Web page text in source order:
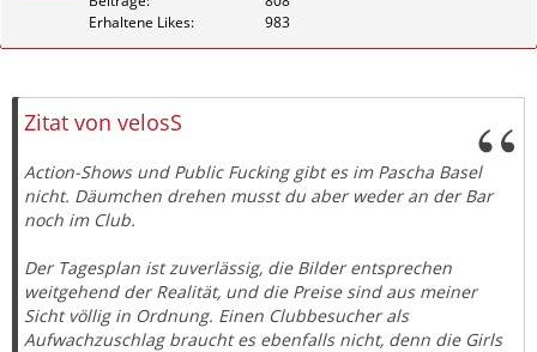
Erhaltene Likes
983
Zitat von velosS
Action-Shows und Public Fucking gibt es im Pascha Basel
nicht. Däumchen drehen musst du aber weder an der Bar
noch im Club.
Der Tagesplan ist zuverlässig, die Bilder entsprechen
weitgehend der Realität, und die Preise sind aus meiner
Sicht völlig in Ordnung. Einen Clubbesucher als
Aufwachzuschlag braucht es ebenfalls nicht, denn die Girls
Zitieren